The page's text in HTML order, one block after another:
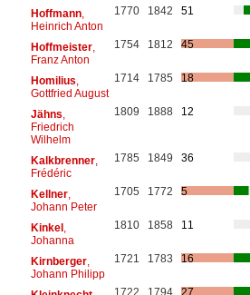
Hoffmann,
Heinrich Anton
1770 1842 51
Hoffmeister,
Franz Anton
1754 1812 45
Homilius
Gottfried August
1714 1785 18
Jähns
Friedrich
Wilhelm
1809 1888 12
Kalkbrenner,
Frédéric
1785 1849 36
Kellner,
Johann Peter
1705 1772 5
Kinkel,
Johanna
1810 1858 11
Kirnberger,
Johann Philipp
1721 1783 16
1722 1794 27